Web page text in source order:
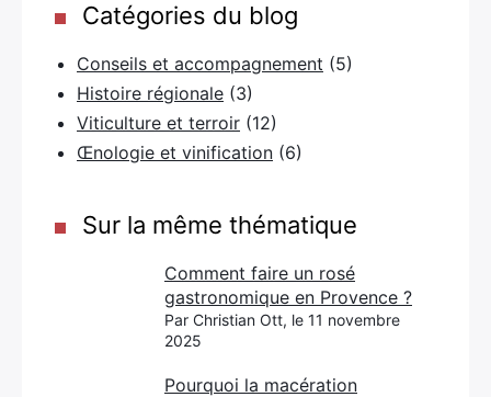
Catégories du blog
Conseils et accompagnement (5)
Histoire régionale (3)
Viticulture et terroir (12)
Œnologie et vinification (6)
Sur la même thématique
Comment faire un rosé
gastronomique en Provence ?
Par Christian Ott, le 11 novembre
2025
Pourquoi la macération